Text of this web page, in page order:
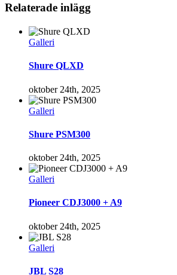
Facebook
Twitter
Tumblr
Pinterest
Relaterade inlägg
Galleri
Shure QLXD
oktober 24th, 2025
Galleri
Shure PSM300
oktober 24th, 2025
Galleri
Pioneer CDJ3000 + A9
oktober 24th, 2025
Galleri
JBL S28